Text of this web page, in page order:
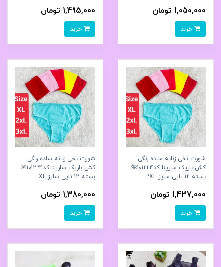
1,050,000 تومان 1,495,000 تومان
شورت نخی زنانه ساده رنگی
کش باریک سارینا کد۱۰۱۲۲۴🌺
بسته 12 تایی سایز 2XL
1,437,000 تومان
شورت نخی زنانه ساده رنگی
کش باریک سارینا کد۱۰۱۲۲۴🌺
بسته 12 تایی سایز XL
1,380,000 تومان